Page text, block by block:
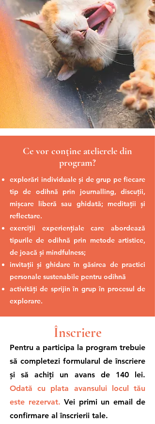
Ce vor conține atelierele din
program?
explorări individuale și de grup pe fiecare
tip de odihnă prin journalling, discuții,
mișcare liberă sau ghidată; meditații și
reflectare.
exerciții experiențiale care abordează
tipurile de odihnă prin metode artistice,
de joacă și mindfulness;
invitații și ghidare în găsirea de practici
personale sustenabile pentru odihnă
activități de sprijin în grup în procesul de
explorare.
Înscriere
Pentru a participa la program trebuie
să completezi formularul de înscriere
și să achiți un avans de 140 lei.
Odată cu plata avansului locul tău
este rezervat. Vei primi un email de
confirmare al înscrierii tale.